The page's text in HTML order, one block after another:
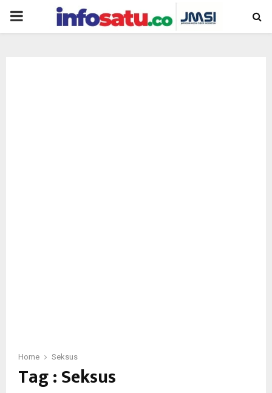
PRIMARY
Home Seksus
Tag : Seksus